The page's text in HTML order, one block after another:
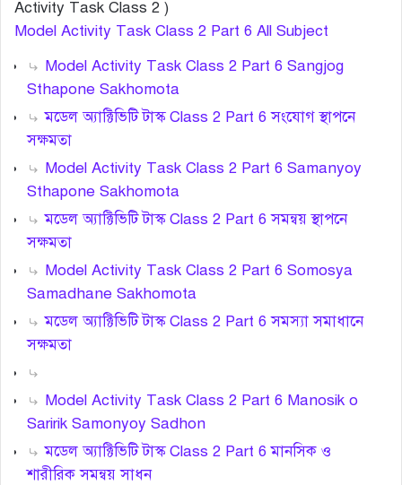
Activity Task Class 2 )
Model Activity Task Class 2 Part 6 All Subject
Model Activity Task Class 2 Part 6 Sangjog
Sthapone Sakhomota
মডেল অ্যাক্টিভিটি টাস্ক Class 2 Part 6 সংযোগ স্থাপনে
সক্ষমতা
Model Activity Task Class 2 Part 6 Samanyoy
Sthapone Sakhomota
মডেল অ্যাক্টিভিটি টাস্ক Class 2 Part 6 সমন্বয় স্থাপনে
সক্ষমতা
Model Activity Task Class 2 Part 6 Somosya
Samadhane Sakhomota
মডেল অ্যাক্টিভিটি টাস্ক Class 2 Part 6 সমস্যা সমাধানে
সক্ষমতা
Model Activity Task Class 2 Part 6 Manosik o
Saririk Samonyoy Sadhon
মডেল অ্যাক্টিভিটি টাস্ক Class 2 Part 6 মানসিক ও
শারীরিক সমন্বয় সাধন